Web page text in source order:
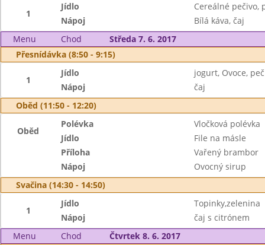
1
Jídlo
Cereálné pečivo,
Nápoj
Bílá káva, čaj
Menu
Chod
Středa 7. 6. 2017
Přesnídávka (8:50 - 9:15)
1
Jídlo
jogurt, Ovoce,
Nápoj
čaj
Oběd (11:50 - 12:20)
Oběd
Polévka
Vločková polévka
Jídlo
File na másle
Příloha
Vařený brambor
Nápoj
Ovocný sirup
Svačina (14:30 - 14:50)
1
Jídlo
Topinky,zelenina
Nápoj
čaj s citrónem
Menu
Chod
Čtvrtek 8. 6. 2017